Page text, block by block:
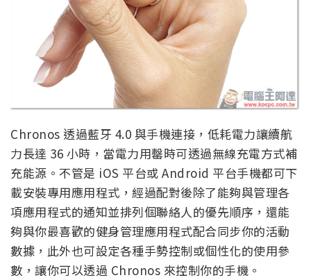
Chronos 透過藍牙 4.0 與手機連接，低耗電力讓續航
力長達 36 小時，當電力用罄時可透過無線充電方式補
充能源。不管是 iOS 平台或 Android 平台手機都可下
載安裝專用應用程式，經過配對後除了能夠與管理各
項應用程式的通知並排列個聯絡人的優先順序，還能
夠與你最喜歡的健身管理應用程式配合同步你的活動
數據，此外也可設定各種手勢控制或個性化的使用參
數，讓你可以透過 Chronos 來控制你的手機。